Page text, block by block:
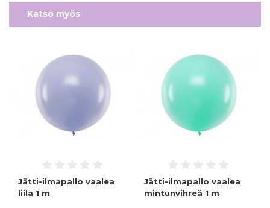
Katso myös
Jätti-ilmapallo vaalea
liila 1 m
Jätti-ilmapallo vaalea
mintunvihreä 1 m